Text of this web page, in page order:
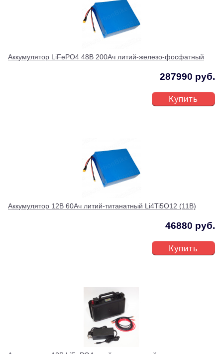
Аккумулятор LiFePO4 48В 200Ач литий-железо-фосфатный
287990 руб.
Купить
Аккумулятор 12В 60Ач литий-титанатный Li4Ti5O12 (11В)
46880 руб.
Купить